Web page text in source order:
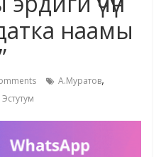
наамы
А.Муратов,
Эстутум